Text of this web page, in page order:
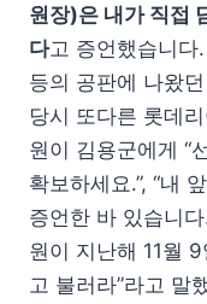
원장)은 내가 직접
다고 증언했습니다
등의 공판에 나왔
당시 또다른 롯데
원이 김용군에게 “
확보하세요.”, “내
증언한 바 있습니
원이 지난해 11월
고 불러라”라고 말